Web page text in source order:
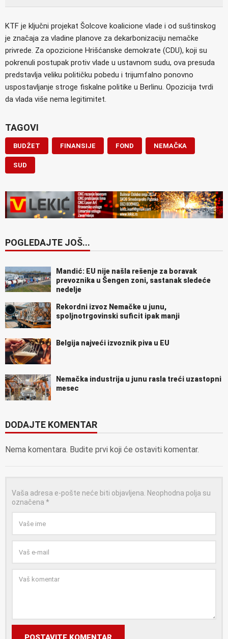
KTF je ključni projekat Šolcove koalicione vlade i od suštinskog
je značaja za vladine planove za dekarbonizaciju nemačke
privrede. Za opozicione Hrišćanske demokrate (CDU), koji su
pokrenuli postupak protiv vlade u ustavnom sudu, ova presuda
predstavlja veliku političku pobedu i trijumfalno ponovno
uspostavljanje stroge fiskalne politike u Berlinu. Opozicija tvrdi
da vlada više nema legitimitet.
TAGOVI
BUDŽET FINANSIJE FOND NEMAČKA
SUD
POGLEDAJTE JOŠ...
Mandić: EU nije našla rešenje za boravak
prevoznika u Šengen zoni, sastanak sledeće
nedelje
Rekordni izvoz Nemačke u junu,
spoljnotrgovinski suficit ipak manji
Belgija najveći izvoznik piva u EU
Nemačka industrija u junu rasla treći uzastopni
mesec
DODAJTE KOMENTAR
Nema komentara. Budite prvi koji će ostaviti komentar.
Vaša adresa e-pošte neće biti objavljena. Neophodna polja su
označena *